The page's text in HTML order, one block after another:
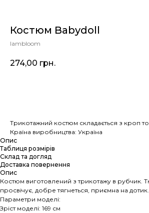
Костюм Babydoll
Iambloom
274,00 грн.
Трикотажний костюм складається з кроп
Країна виробництва: Україна
Опис
Таблиця розмірів
Склад та догляд
Доставка повернення
Опис
Костюм виготовлений ​​з трикотажу в рубчик.
просвічує, добре тягнеться, приємна на дотик.
Параметри моделі:
Зріст моделі: 169 см